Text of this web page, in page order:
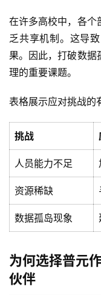
态
与
合
作
服
与
支
持
了
解
普
元
联
系
在许多高校中，各个
乏共享机制。这导
果。因此，打破数据
理的重要课题。
表格展示应对挑战的
挑战
人员能力不足
资源稀缺
数据孤岛现象
为何选择普元
伙伴